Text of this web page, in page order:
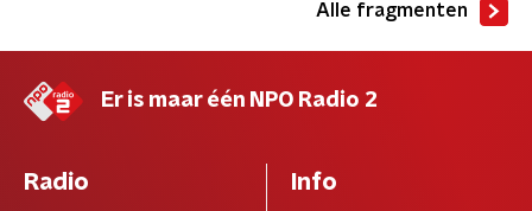
Alle fragmenten
Er is maar één NPO Radio 2
Radio Info